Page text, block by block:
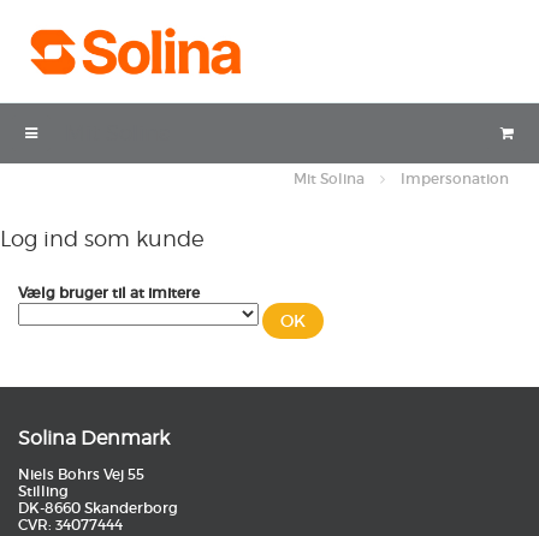
Mit Solina Impersonation
Log ind som kunde
Vælg bruger til at imitere
Solina Denmark
Niels Bohrs Vej 55
Stilling
DK-8660 Skanderborg
CVR: 34077444